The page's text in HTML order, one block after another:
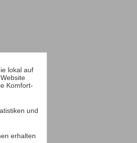
lokal auf
Komfort-
und
erhalten